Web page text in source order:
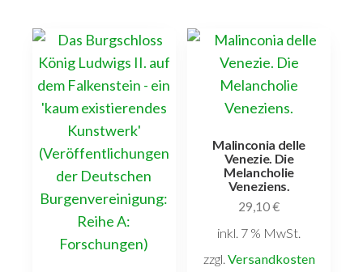
Malinconia delle
Venezie. Die
Melancholie
Veneziens.
29,10€
inkl. 7 % MwSt.
zzgl. Versandkosten